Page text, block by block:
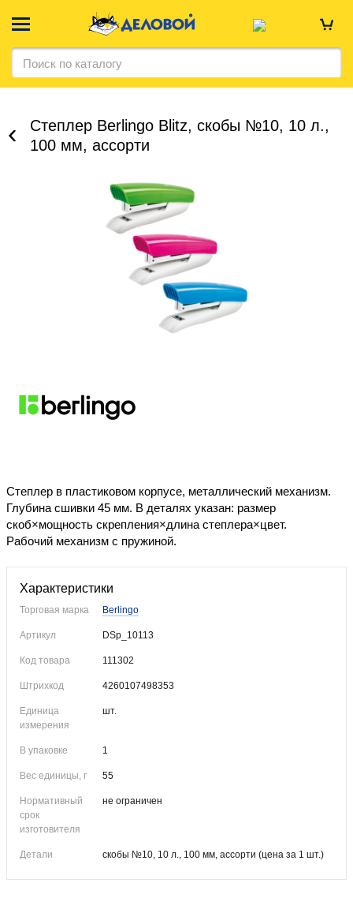
Степлер Berlingo Blitz, скобы №10, 10 л.,
100 мм, ассорти
Уже купили
Степлер в пластиковом корпусе, металлический механизм.
Глубина сшивки 45 мм. В деталях указан: размер
скоб×мощность скрепления×длина степлера×цвет.
Рабочий механизм с пружиной.
Характеристики
Торговая марка Berlingo
Артикул DSp_10113
Код товара 111302
Штрихкод 4260107498353
Единица
измерения
шт.
В упаковке 1
Вес единицы, г 55
Нормативный
срок
изготовителя
не ограничен
Детали скобы №10, 10 л., 100 мм, ассорти (цена за 1 шт.)